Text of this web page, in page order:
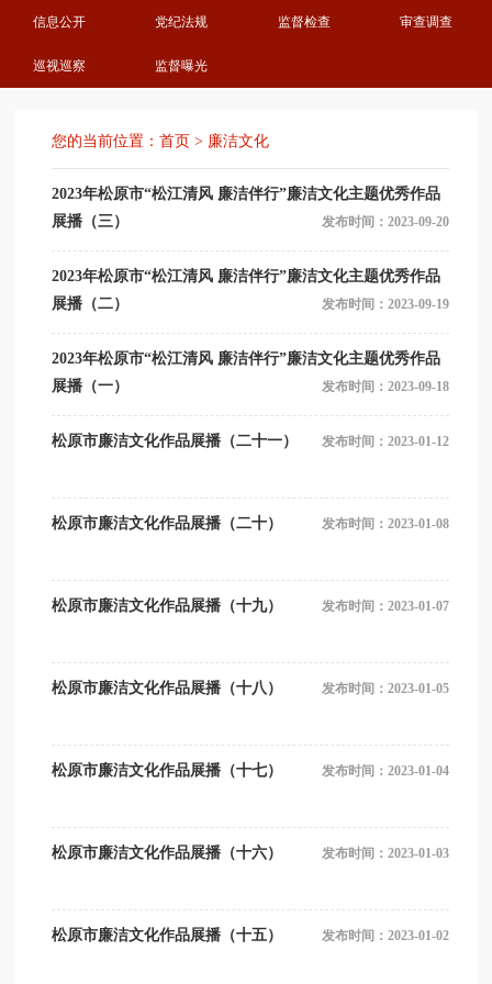
信息公开 党纪法规 监督检查 审查调查
巡视巡察 监督曝光
您的当前位置： 首页 > 廉洁文化
2023年松原市“松江清风 廉洁伴行”廉洁文化主题优秀作品
展播（三）
发布时间：2023-09-20
2023年松原市“松江清风 廉洁伴行”廉洁文化主题优秀作品
展播（二）
发布时间：2023-09-19
2023年松原市“松江清风 廉洁伴行”廉洁文化主题优秀作品
展播（一）
发布时间：2023-09-18
松原市廉洁文化作品展播（二十一） 发布时间：2023-01-12
松原市廉洁文化作品展播（二十） 发布时间：2023-01-08
松原市廉洁文化作品展播（十九） 发布时间：2023-01-07
松原市廉洁文化作品展播（十八） 发布时间：2023-01-05
松原市廉洁文化作品展播（十七） 发布时间：2023-01-04
松原市廉洁文化作品展播（十六） 发布时间：2023-01-03
松原市廉洁文化作品展播（十五） 发布时间：2023-01-02